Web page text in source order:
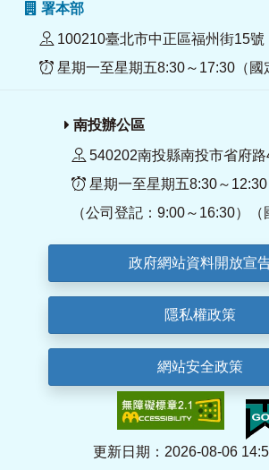
署本部
100210臺北市中正區福州街15號
星期一至星期五8:30～17:30（國
南投辦公區
540202南投縣南投市省府路
星期一至星期五8:30～
（公司登記：9:00～16:30）（
政府網站資料開放宣
隱私權政策
網站安全政策
更新日期：2026-08-06